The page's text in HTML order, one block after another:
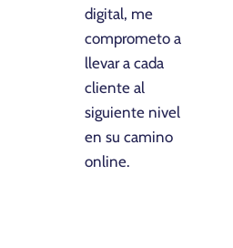
digital, me
comprometo a
llevar a cada
cliente al
siguiente nivel
en su camino
online.